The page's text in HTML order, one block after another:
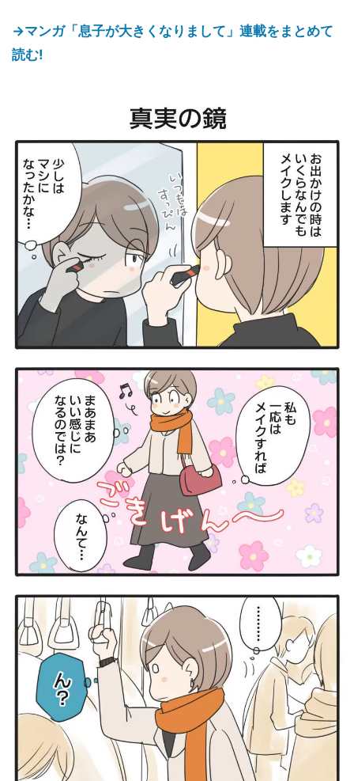
→マンガ「息子が大きくなりまして」連載をまとめて
読む!